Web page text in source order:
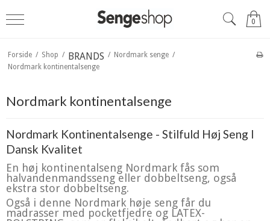
0
Forside / Shop / BRANDS / Nordmark senge /
Nordmark kontinentalsenge
Nordmark kontinentalsenge
Nordmark Kontinentalsenge - Stilfuld Høj Seng I
Dansk Kvalitet
En høj kontinentalseng Nordmark fås som
halvandenmandsseng eller dobbeltseng, også
ekstra stor dobbeltseng.
Også i denne Nordmark høje seng får du
madrasser med pocketfjedre og LATEX-